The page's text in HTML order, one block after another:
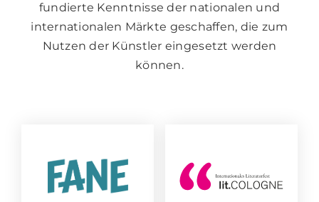
fundierte Kenntnisse der nationalen und
internationalen Märkte geschaffen, die zum
Nutzen der Künstler eingesetzt werden
können.